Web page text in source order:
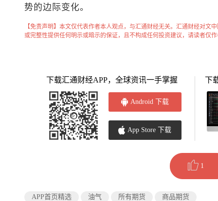
势的边际变化。
【免责声明】本文仅代表作者本人观点，与汇通财经无关。汇通财经对文
或完整性提供任何明示或暗示的保证，且不构成任何投资建议，请读者仅
下载汇通财经APP，全球资讯一手掌握
Android 下载
App Store 下载
下
1
APP首页精选 油气 所有期货 商品期货